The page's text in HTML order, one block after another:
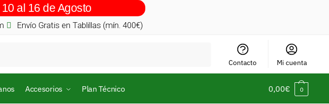
al 16 de Agosto
Envío Gratis en Tablillas (mín. 400€)
Contacto Mi cuenta
Accesorios Plan Técnico 0,00€ 0